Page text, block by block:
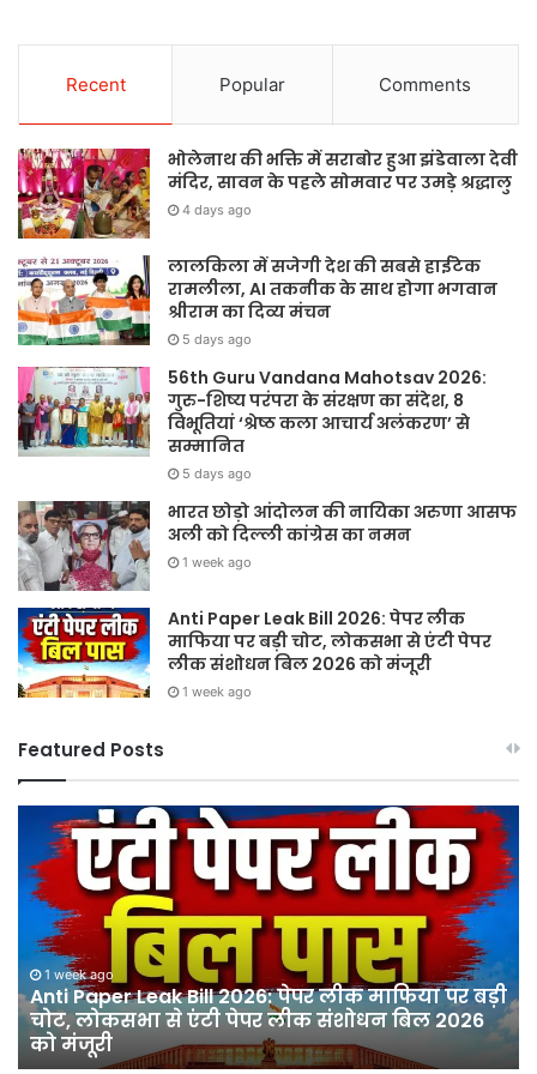
Recent Popular Comments
भोलेनाथ की भक्ति में सराबोर हुआ झंडेवाला देवी
मंदिर, सावन के पहले सोमवार पर उमड़े श्रद्धालु
4 days ago
लालकिला में सजेगी देश की सबसे हाईटेक
रामलीला, AI तकनीक के साथ होगा भगवान
श्रीराम का दिव्य मंचन
5 days ago
56th Guru Vandana Mahotsav 2026:
गुरु-शिष्य परंपरा के संरक्षण का संदेश, 8
विभूतियां ‘श्रेष्ठ कला आचार्य अलंकरण’ से
सम्मानित
5 days ago
भारत छोड़ो आंदोलन की नायिका अरुणा आसफ
अली को दिल्ली कांग्रेस का नमन
1 week ago
Anti Paper Leak Bill 2026: पेपर लीक
माफिया पर बड़ी चोट, लोकसभा से एंटी पेपर
लीक संशोधन बिल 2026 को मंजूरी
1 week ago
Featured Posts
Sawan
2026:
गुरु
पूर्णिमा
श्रावण
मास
के
प्रथम
दिन
झंडेवाला
1 week ago
Sawan 2026: गुरु पूर्णिमा और श्रावण मास के प्रथम
दिन झंडेवाला देवी मंदिर में उमड़ी आस्था
हर